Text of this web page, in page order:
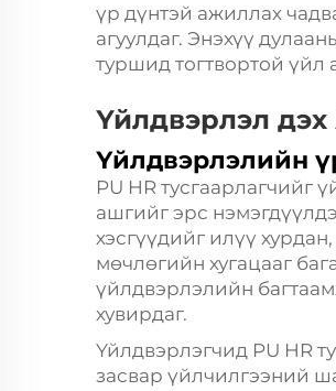
үр дүнтэй ажиллах
агуулдаг. Энэхүү
туршид тогтвортой үйл
Үйлдвэрлэл
Үйлдвэрлэлийн
PU HR
ашгийг эрс
хэсгүүдийг илүү
мөчлөгийн хугацааг
үйлдвэрлэлийн
хувирдаг.
Үйлдвэрлэгчид PU HR
засвар үйлчилгээний